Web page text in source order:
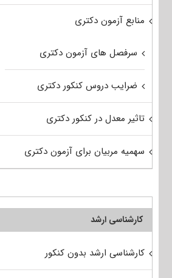
منابع آزمون دکتری
سرفصل های آزمون دکتری
ضرایب دروس کنکور دکتری
تاثیر معدل در کنکور دکتری
سهمیه مربیان برای آزمون دکتری
کارشناسی ارشد
کارشناسی ارشد بدون کنکور